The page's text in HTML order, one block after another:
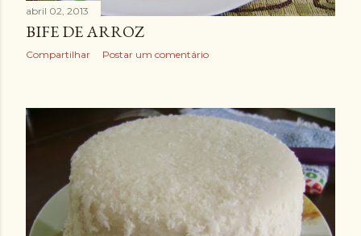
abril 02, 2013
BIFE DE ARROZ
Compartilhar Postar um comentário